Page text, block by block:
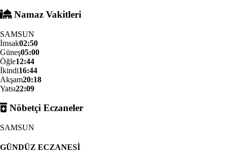
Namaz Vakitleri
SAMSUN
İmsak02:50
Güneş05:00
Öğle12:44
İkindi16:44
Akşam20:18
Yatsı22:09
Nöbetçi Eczaneler
SAMSUN
GÜNDÜZ ECZANESİ